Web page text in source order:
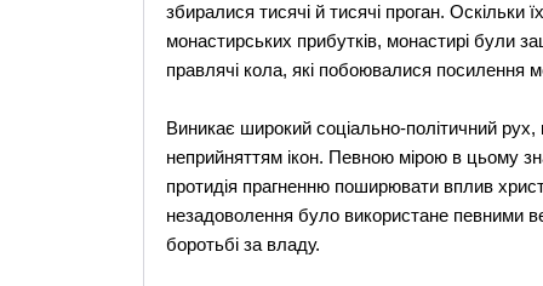
збиралися тисячі й тисячі проган. Оскільки
монастирських прибутків, монастирі були
правлячі кола, які побоювалися посилення
Виникає широкий соціально-політичний рух,
неприйняттям ікон. Певною мірою в цьому
протидія прагненню поширювати вплив
незадоволення було використане певними
боротьбі за владу.